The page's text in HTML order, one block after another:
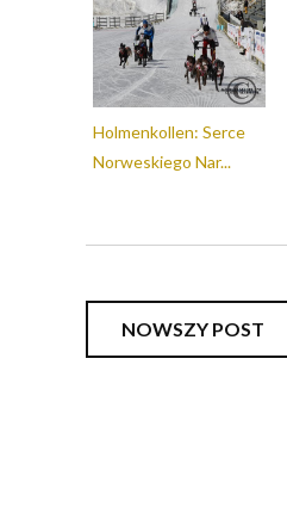
Holmenkollen: Serce
Norweskiego Nar...
NOWSZY POST